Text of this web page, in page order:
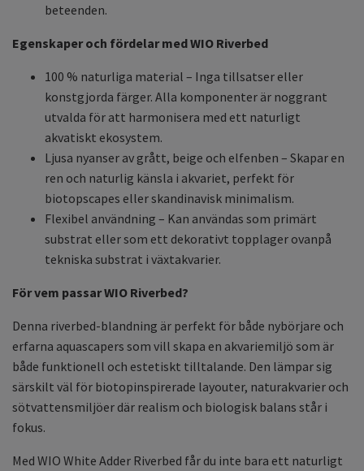
beteenden.
Egenskaper och fördelar med WIO Riverbed
100 % naturliga material – Inga tillsatser eller
konstgjorda färger. Alla komponenter är noggrant
utvalda för att harmonisera med ett naturligt
akvatiskt ekosystem.
Ljusa nyanser av grått, beige och elfenben – Skapar en
ren och naturlig känsla i akvariet, perfekt för
biotopscapes eller skandinavisk minimalism.
Flexibel användning – Kan användas som primärt
substrat eller som ett dekorativt topplager ovanpå
tekniska substrat i växtakvarier.
För vem passar WIO Riverbed?
Denna riverbed-blandning är perfekt för både nybörjare och
erfarna aquascapers som vill skapa en akvariemiljö som är
både funktionell och estetiskt tilltalande. Den lämpar sig
särskilt väl för biotopinspirerade layouter, naturakvarier och
sötvattensmiljöer där realism och biologisk balans står i
fokus.
Med WIO White Adder Riverbed får du inte bara ett naturligt